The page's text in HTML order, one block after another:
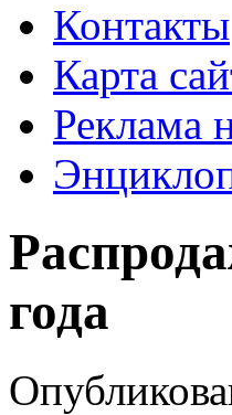
Контакты
Карта
Реклама
года